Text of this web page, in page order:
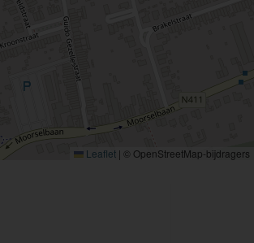
Leaflet | © OpenStreetMap-bijdragers